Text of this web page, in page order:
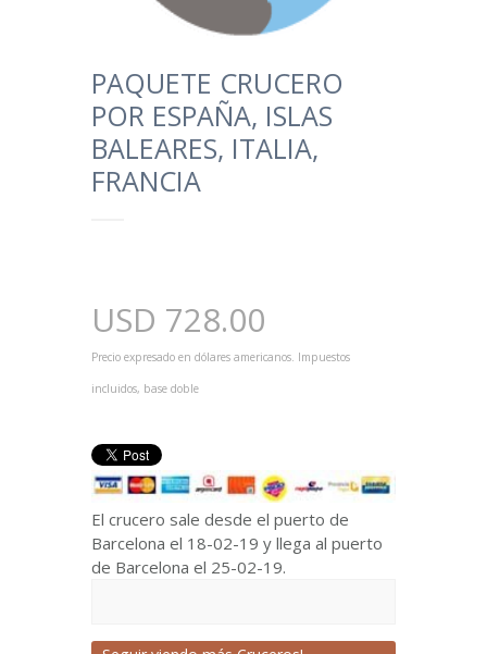
PAQUETE CRUCERO
POR ESPAÑA, ISLAS
BALEARES, ITALIA,
FRANCIA
USD 728.00
Precio expresado en dólares americanos. Impuestos
incluidos, base doble
El crucero sale desde el puerto de
Barcelona el 18-02-19 y llega al puerto
de Barcelona el 25-02-19.